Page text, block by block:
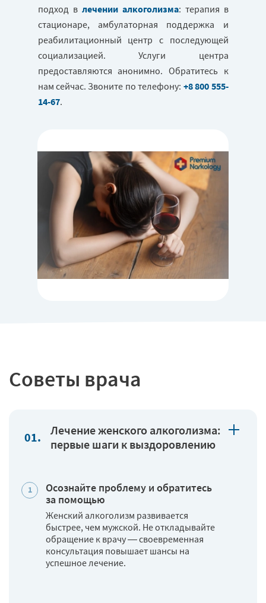
подход в лечении алкоголизма: терапия в
стационаре, амбулаторная поддержка и
реабилитационный центр с последующей
социализацией. Услуги центра
предоставляются анонимно. Обратитесь к
нам сейчас. Звоните по телефону: +8 800 555-
14-67.
Советы врача
Лечение женского алкоголизма:
первые шаги к выздоровлению
Осознайте проблему и обратитесь
за помощью
Женский алкоголизм развивается
быстрее, чем мужской. Не откладывайте
обращение к врачу — своевременная
консультация повышает шансы на
успешное лечение.